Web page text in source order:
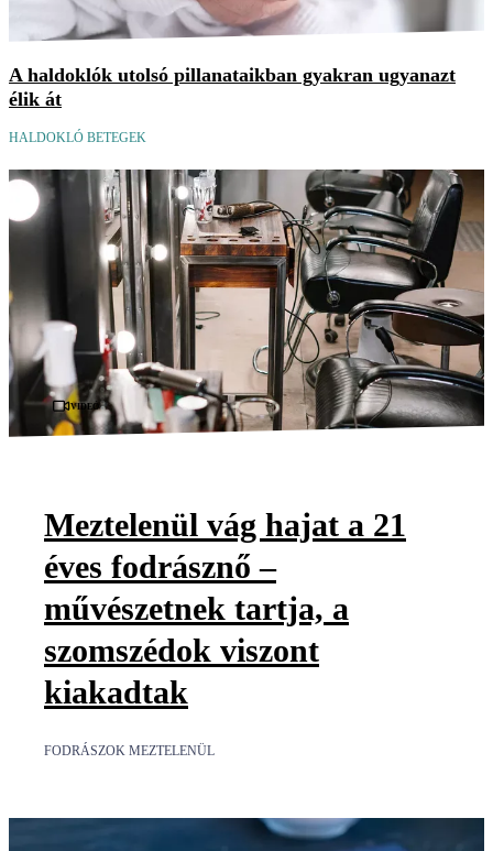
A haldoklók utolsó pillanataikban gyakran ugyanazt
élik át
HALDOKLÓ BETEGEK
Videó
Meztelenül vág hajat a 21
éves fodrásznő –
művészetnek tartja, a
szomszédok viszont
kiakadtak
FODRÁSZOK MEZTELENÜL